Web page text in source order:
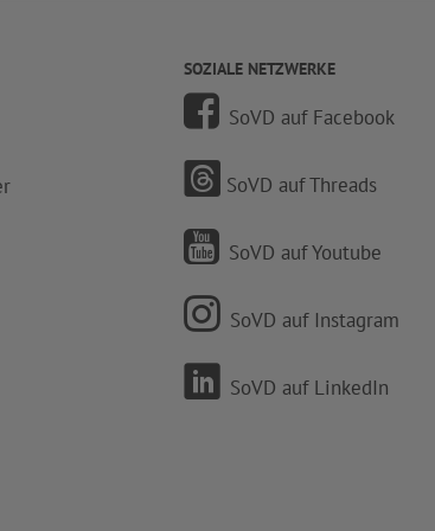
SOZIALE NETZWERKE
SoVD auf Facebook
SoVD auf Threads
SoVD auf Youtube
SoVD auf Instagram
SoVD auf LinkedIn